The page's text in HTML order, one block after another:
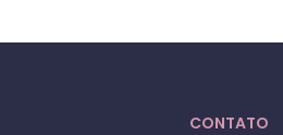
CONTATO